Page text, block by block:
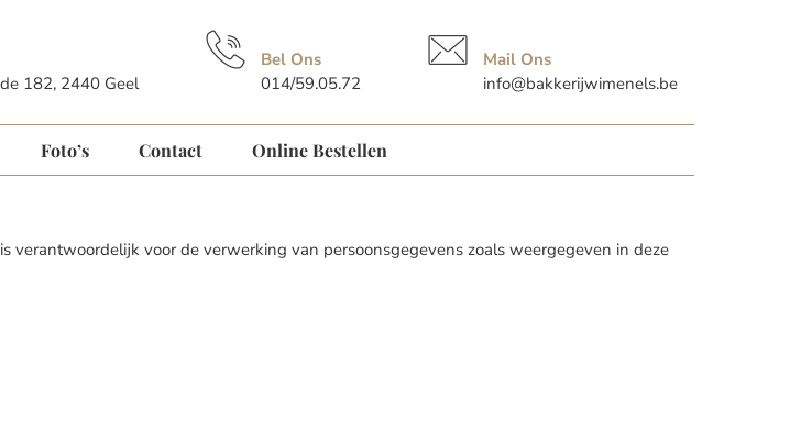
182, 2440 Geel
Bel Ons
014/59.05.72
Mail Ons
info@bakkerijwimenels.be
Foto’s Contact Online Bestellen
voor de verwerking van persoonsgegevens zoals weergegeven in deze